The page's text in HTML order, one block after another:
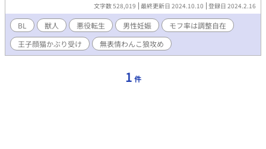
ても、どれだけ前世の記憶を駆使しても、アストルディア・セネ
バを倒すことはできない。 性別・種族を問わず孕ませられるが
故に、獣人が人間から忌み嫌われている世界。 獣人国セネーバ
との国境に位置する辺境伯領嫡男エドワードは、八歳のある日、
自分が生きる世界が近親相姦好き暗黒腐女子の前世妹が書いたBL
避したい未来その①]性奴隷化後に闇堕ち[回避したい未来その
文字数 528,019 最終更新日 2024.10.10 登録日 2024.2.16
BL 獣人 悪役転生 男性妊娠
モフ率は調整自在
王子顔猫かぶり受け
無表情わんこ狼攻め
1 件